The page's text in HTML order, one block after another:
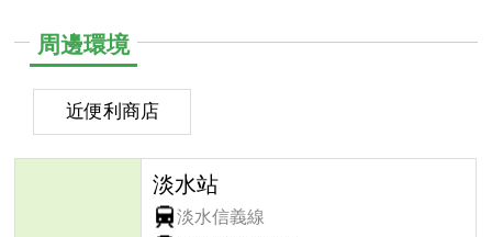
周邊環境
近便利商店
淡水站
淡水信義線